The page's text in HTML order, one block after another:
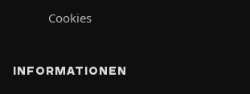
Cookies
INFORMATIONEN